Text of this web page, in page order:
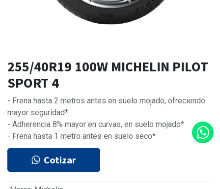
255/40R19 100W MICHELIN PILOT
SPORT 4
- Frena hasta 2 metros antes en suelo mojado, ofreciendo
mayor seguridad*
- Adherencia 8% mayor en curvas, en suelo mojado*
- Frena hasta 1 metro antes en suelo seco*
Cotizar